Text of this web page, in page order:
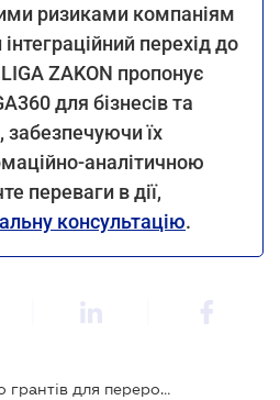
ризиками компаніям
перехід до
ZAKON пропонує
для бізнесів та
забезпечуючи їх
аналітичною
переваги в дії,
консультацію.
Уряд розширив доступ до грантів для переробної промисловості